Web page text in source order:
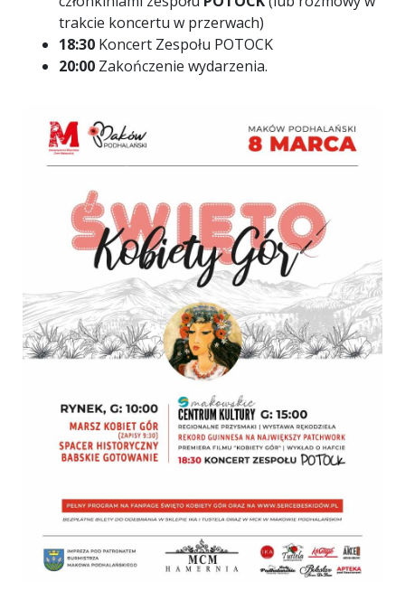
trakcie koncertu w przerwach)
18:30 Koncert Zespołu POTOCK
20:00 Zakończenie wydarzenia.